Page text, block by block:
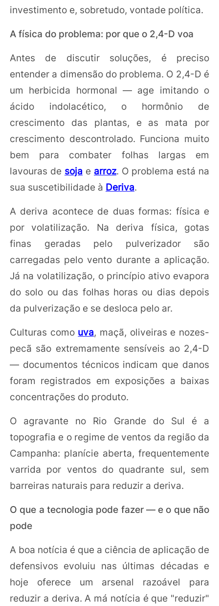
investimento e, sobretudo, vontade política.
A física do problema: por que o 2,4-D voa
Antes de discutir soluções, é preciso
entender a dimensão do problema. O 2,4-D é
um herbicida hormonal — age imitando o
ácido indolacético, o hormônio de
crescimento das plantas, e as mata por
crescimento descontrolado. Funciona muito
bem para combater folhas largas em
lavouras de soja e arroz. O problema está na
sua suscetibilidade à Deriva.
A deriva acontece de duas formas: física e
por volatilização. Na deriva física, gotas
finas geradas pelo pulverizador são
carregadas pelo vento durante a aplicação.
Já na volatilização, o princípio ativo evapora
do solo ou das folhas horas ou dias depois
da pulverização e se desloca pelo ar.
Culturas como uva, maçã, oliveiras e nozes-
pecã são extremamente sensíveis ao 2,4-D
— documentos técnicos indicam que danos
foram registrados em exposições a baixas
concentrações do produto.
O agravante no Rio Grande do Sul é a
topografia e o regime de ventos da região da
Campanha: planície aberta, frequentemente
varrida por ventos do quadrante sul, sem
barreiras naturais para reduzir a deriva.
O que a tecnologia pode fazer — e o que não
pode
A boa notícia é que a ciência de aplicação de
defensivos evoluiu nas últimas décadas e
hoje oferece um arsenal razoável para
reduzir a deriva. A má notícia é que "reduzir"